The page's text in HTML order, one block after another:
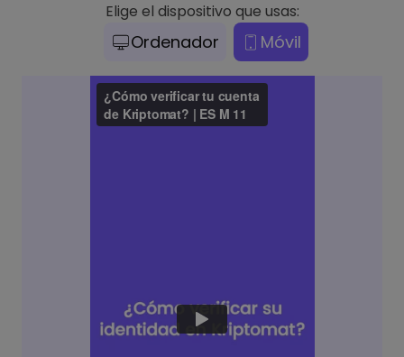
Elige el dispositivo que usas:
Ordenador Móvil